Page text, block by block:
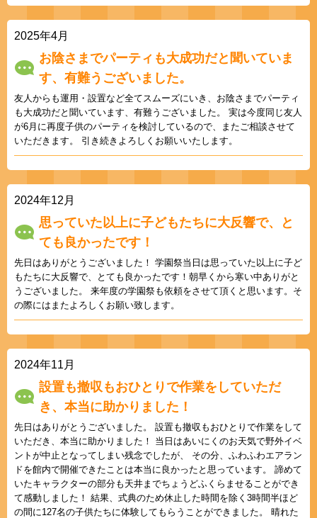
2025年4月
お陰さまでパーティも大成功だと聞いていま
す、有難うございました。
友人からも運用・設置など全てスムーズにいき、お陰さまでパーティ
も大成功だと聞いています、有難うございました。 実は今度同じ友人
が6月に再度子供のパーティを検討しているので、またご相談させて
いただきます。 引き続きよろしくお願いいたします。
2024年12月
思っていた以上に子どもたちに大反響で、と
ても良かったです！
先日はありがとうございました！ 学園祭当日は思っていた以上に子ど
もたちに大反響で、とても良かったです！朝早くから寒い中ありがと
うございました。 来年度の学園祭も依頼をさせて頂くと思います。そ
の際にはまたよろしくお願い致します。
2024年11月
設置も撤収もおひとりで作業をしていただ
き、本当に助かりました！
先日はありがとうございました。 設置も撤収もおひとりで作業をして
いただき、本当に助かりました！ 当日はあいにくのお天気で野外イベ
ントが中止となってしまい残念でしたが、 その分、ふわふわエアラン
ドを館内で開催できたことは本当に良かったと思っています。 諦めて
いたキャラクターの部分も天井までちょうどふくらませることができ
て感動しました！ 結果、式典のため休止した時間を除く3時間半ほど
の間に127名の子供たちに体験してもらうことができました。 晴れた